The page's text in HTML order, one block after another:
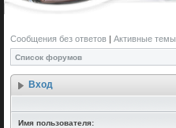
Сообщения без ответов | Активные темы
Список форумов
Вход
Имя пользователя: